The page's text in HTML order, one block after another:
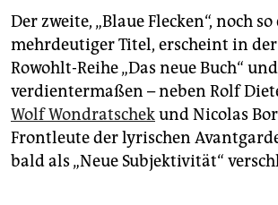
Der zweite, „Blaue Flecken“, noch
mehrdeutiger Titel, erscheint in
Rowohlt-Reihe „Das neue Buch“
verdientermaßen – neben Rolf
Wolf Wondratschekund Nicolas
Frontleute der lyrischen
bald als „Neue Subjektivität“